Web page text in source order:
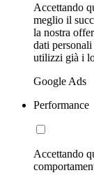
Accettando
meglio il
la nostra
dati
utilizzi già i
Google Ads
Performance
Accettando